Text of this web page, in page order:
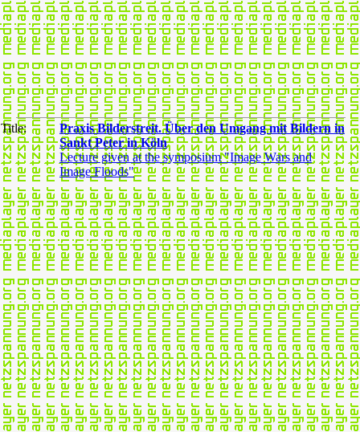
Title:
Praxis Bilderstreit. Über den Umgang mit Bildern in
Sankt Peter in Köln
Lecture given at the symposium "Image Wars and
Image Floods"